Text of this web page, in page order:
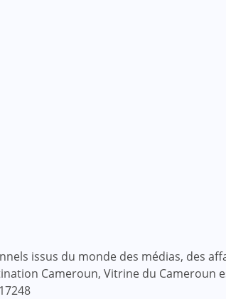
issus du monde des médias, des
Cameroun, Vitrine du Cameroun